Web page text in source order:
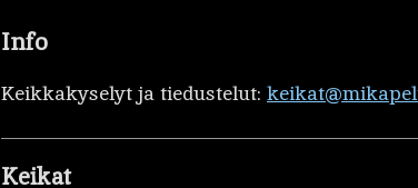
Info
Keikkakyselyt ja tiedustelut:
Keikat